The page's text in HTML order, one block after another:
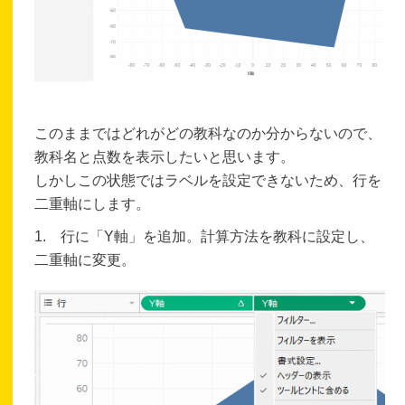
このままではどれがどの教科なのか分からないので、
教科名と点数を表示したいと思います。
しかしこの状態ではラベルを設定できないため、行を
二重軸にします。
1. 行に「Y軸」を追加。計算方法を教科に設定し、
二重軸に変更。